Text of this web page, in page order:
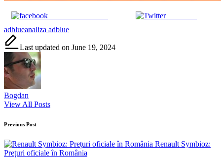
Post on X
Tags:
adblueanaliza adblue
Last updated on June 19, 2024
Bogdan
View All Posts
Post
navigation
Previous Post
Renault Symbioz:
Prețuri oficiale în România